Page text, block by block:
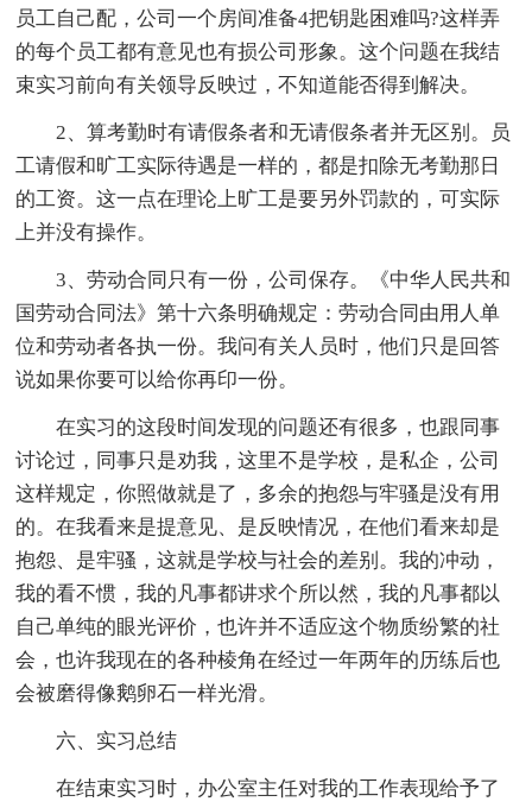
员工自己配，公司一个房间准备4把钥匙困难吗?这样弄
的每个员工都有意见也有损公司形象。这个问题在我结
束实习前向有关领导反映过，不知道能否得到解决。
2、算考勤时有请假条者和无请假条者并无区别。员
工请假和旷工实际待遇是一样的，都是扣除无考勤那日
的工资。这一点在理论上旷工是要另外罚款的，可实际
上并没有操作。
3、劳动合同只有一份，公司保存。《中华人民共和
国劳动合同法》第十六条明确规定：劳动合同由用人单
位和劳动者各执一份。我问有关人员时，他们只是回答
说如果你要可以给你再印一份。
在实习的这段时间发现的问题还有很多，也跟同事
讨论过，同事只是劝我，这里不是学校，是私企，公司
这样规定，你照做就是了，多余的抱怨与牢骚是没有用
的。在我看来是提意见、是反映情况，在他们看来却是
抱怨、是牢骚，这就是学校与社会的差别。我的冲动，
我的看不惯，我的凡事都讲求个所以然，我的凡事都以
自己单纯的眼光评价，也许并不适应这个物质纷繁的社
会，也许我现在的各种棱角在经过一年两年的历练后也
会被磨得像鹅卵石一样光滑。
六、实习总结
在结束实习时，办公室主任对我的工作表现给予了